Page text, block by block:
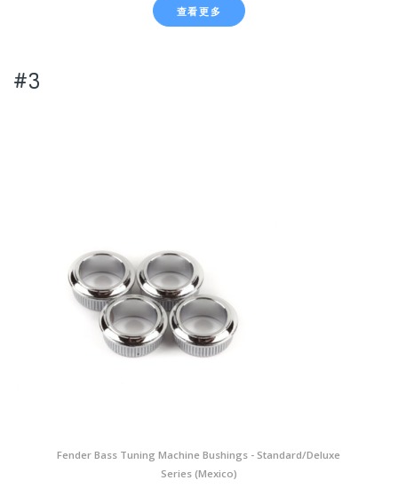
查看更多
#3
Fender Bass Tuning Machine Bushings - Standard/Deluxe
Series (Mexico)